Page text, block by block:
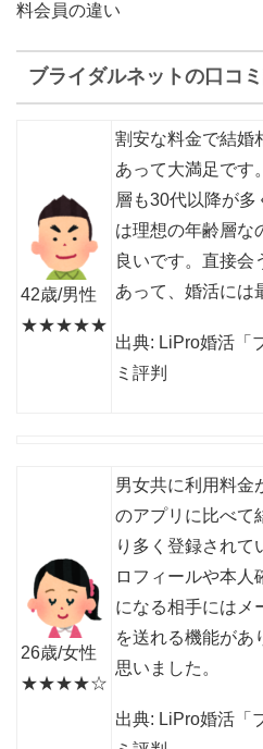
料会員の違い
ブライダルネットの口コ
42歳/男性
★★★★★
割安な料金で結婚
あって大満足です
層も30代以降が多
は理想の年齢層な
良いです。直接会
あって、婚活には
出典: LiPro婚活「
ミ評判
26歳/女性
★★★★☆
男女共に利用料金
のアプリに比べて
り多く登録されて
ロフィールや本人
になる相手にはメ
を送れる機能があ
思いました。
出典: LiPro婚活「